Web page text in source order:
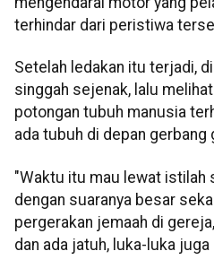
terhindar dari peristiwa
Setelah ledakan itu terjadi,
singgah sejenak, lalu
potongan tubuh manusia
ada tubuh di depan
"Waktu itu mau lewat istilah
dengan suaranya besar
pergerakan jemaah di
dan ada jatuh, luka-luka juga